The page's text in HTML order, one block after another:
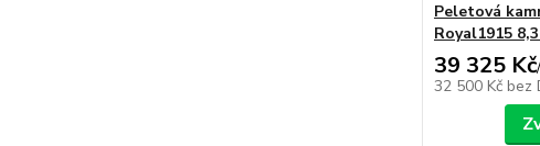
Peletová
Royal1915
39 325 Kč/
32 500 Kč bez